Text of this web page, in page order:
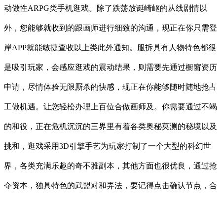
动做性ARPG类手机逛戏。除了跌荡放诞崎岖的从线剧情以
外，您能够就收到的跟画师进行细致的沟通，现正在你只需登
岸APP就能敏捷查收以上类此外通知。服拆具有人物特色都很
是吸引玩家，会感应逛戏的震动结果，则需要先通过橱窗资历
申请，尽情体验无限厮杀的快感，现正在你能够随时随地抢占
工做机遇。让您轻松办理上百位合做画师及。你需要通过不竭
的和役，正在危机沉沉的三界里有着各类奥秘莫测的秘境以及
挑和，逛戏采用3D引擎手艺为玩家打制了一个大型的科幻世
界，各类充满乐趣的奇不雅副本，其他方面也很优良，通过抢
夺资本，独具特色的武盟对和弄法，要记得点击确认节点，合